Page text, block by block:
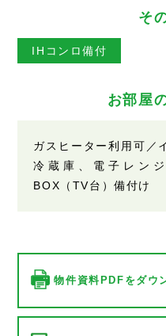
そ
IHコンロ備付
お部屋
ガスヒーター利用可／
冷蔵庫、電子レン
BOX（TV台）備付け
物件資料PDFをダウ